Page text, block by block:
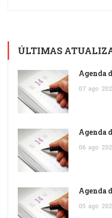
ÚLTIMAS
Agenda
07 ago
Agenda
06 ago
Agenda
05 ago